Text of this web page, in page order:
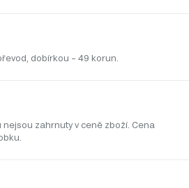
dobírkou – 49 korun.
zahrnuty v ceně zboží. Cena